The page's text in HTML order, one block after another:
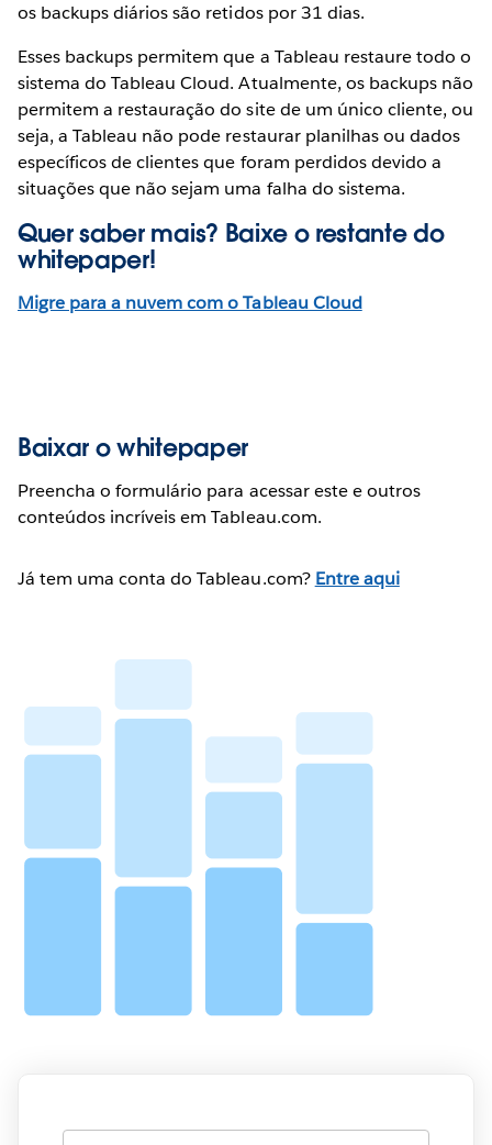
os backups diários são retidos por 31 dias.
Esses backups permitem que a Tableau restaure todo o
sistema do Tableau Cloud. Atualmente, os backups não
permitem a restauração do site de um único cliente, ou
seja, a Tableau não pode restaurar planilhas ou dados
específicos de clientes que foram perdidos devido a
situações que não sejam uma falha do sistema.
Quer saber mais? Baixe o restante do
whitepaper!
Migre para a nuvem com o Tableau Cloud
Baixar o whitepaper
Preencha o formulário para acessar este e outros
conteúdos incríveis em Tableau.com.
Já tem uma conta do Tableau.com? Entre aqui